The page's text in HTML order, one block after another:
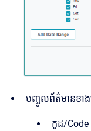
បញ្ចូលព័ត៌មានខា
កូដ/Code